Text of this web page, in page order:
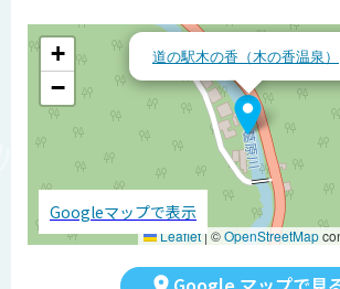
道の駅木の香（木の香温泉）
+
−
Leaflet | ©OpenStreetMap
Googleマップで表示